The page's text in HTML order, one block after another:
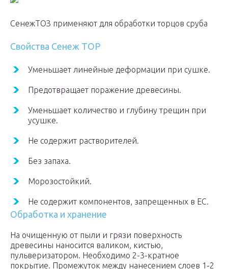
СенежТОЗ применяют для обработки торцов сруба
Свойства Сенеж ТОР
Уменьшает линейные деформации при сушке.
Предотвращает поражение древесины.
Уменьшает количество и глубину трещин при
усушке.
Не содержит растворителей.
Без запаха.
Морозостойкий.
Не содержит компонентов, запрещенных в ЕС.
Обработка и хранение
На очищенную от пыли и грязи поверхность
древесины наносится валиком, кистью,
пульверизатором. Необходимо 2-3-кратное
покрытие. Промежуток между нанесением слоев 1-2